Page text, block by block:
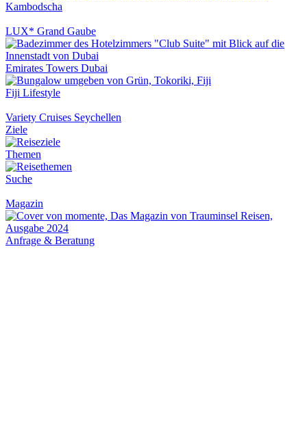
Kambodscha
LUX* Grand Gaube
Emirates Towers Dubai
Fiji Lifestyle
Variety Cruises Seychellen
Ziele
Themen
Suche
Magazin
Anfrage & Beratung